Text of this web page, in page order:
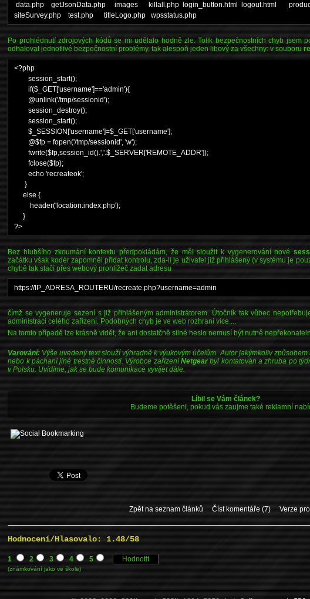
data.php getJsonData.php images killall.php login_button.html logout.html
siteSurvey.php test.php titleLogo.php wpsstatus.php
Po prohlédnutí zdrojových kódů se mi udělalo hodně zle. Tolik bezpečnostních chyb jsem
odhalovat jednotlivé bezpečnostní problémy, tak alespoň jeden libový za všechny: v souboru
<?php
session_start();
if($_GET['username']=='admin'){
@unlink('/tmp/sessionid');
session_destroy();
session_start();
$_SESSION['username']=$_GET['username'];
@$fp = fopen('/tmp/sessionid', 'w');
fwrite($fp,session_id().','.$_SERVER['REMOTE_ADDR']);
fclose($fp);
echo 'recreateok';
}
else {
header('location:index.php');
}
?>
Bez hlubšího zkoumání kontextu předpokládám, že měl sloužit k vygenerování nové
začátku však kodér zapomněl přidat kontrolu, zda-li je uživatel již přihlášený (v systému je
chybě tak stačí přes webový prohlížeč zadat adresu
https://IP_ADRESA_ROUTERU/recreate.php?username=admin
čímž se vygeneruje sezení s již přihlášeným administrátorem. Útočník tak vůbec
administraci celého zařízení. Podobných chyb je ve web rozhraní více....
Na tomto případě lze krásně vidět, že ani dostatčně silné heslo nemusí být nutně
Varování: Výše uvedený text slouží výhradně k výukovým účelům. Autor jakýmkoliv
nebo k páchaní jiné trestné činnosti. Výrobce zařízení Netgearbyl kontatován a zhruba po
v Polsku. Uvidíme, jak se bude komunikace vyvíjet dále.
Líbil se Vám článek?
Budeme potěšeni, pokud vás zaujme také reklamní
Zpět na seznam článků Číst komentáře (7) Verze
Hodnocení/Hlasovalo: 1.48/58
1 2 3 4 5
(známkování jako ve škole)